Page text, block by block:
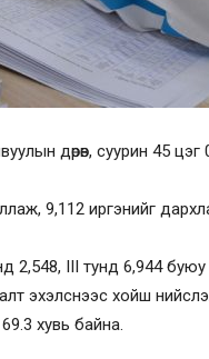
дөрөв, суурин 45
9,112 иргэнийг
2,548, III тунд 6,944
эхэлснээс хойш
хувь байна.